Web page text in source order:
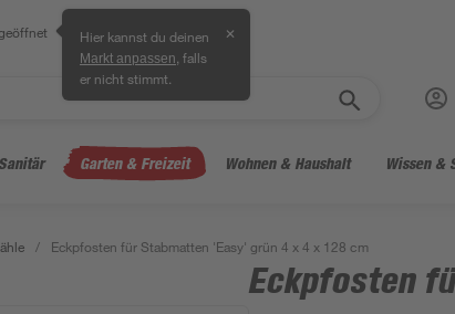
Hier kannst du deinen
Markt anpassen , falls
er nicht stimmt.
✕
Garten & Freizeit Wohnen & Haushalt Wissen &
/ Eckpfosten für Stabmatten 'Easy' grün 4 x 4 x 128 cm
Eckpfosten